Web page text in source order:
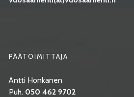
PÄÄTOIMITTAJA
Antti Honkanen
Puh. 050 462 9702